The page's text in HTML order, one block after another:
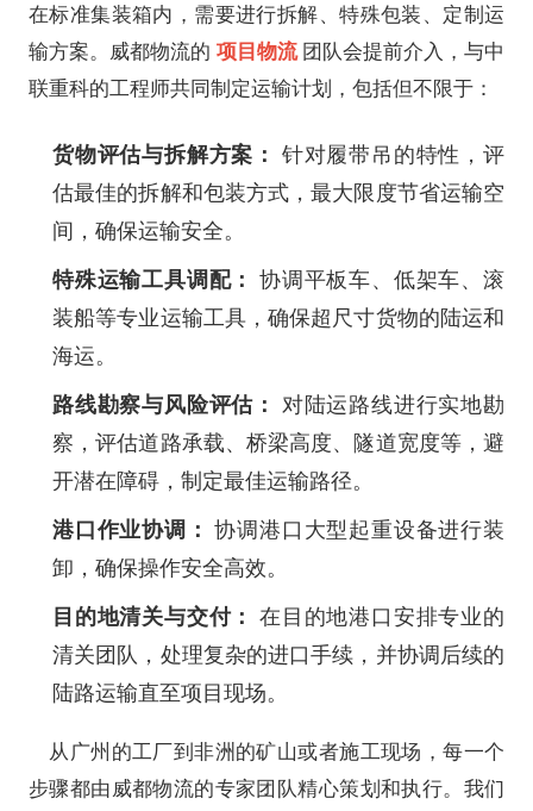
在标准集装箱内，需要进行拆解、特殊包装、定制运
输方案。威都物流的 项目物流团队会提前介入，与中
联重科的工程师共同制定运输计划，包括但不限于：
货物评估与拆解方案： 针对履带吊的特性，评
估最佳的拆解和包装方式，最大限度节省运输空
间，确保运输安全。
特殊运输工具调配： 协调平板车、低架车、滚
装船等专业运输工具，确保超尺寸货物的陆运和
海运。
路线勘察与风险评估： 对陆运路线进行实地勘
察，评估道路承载、桥梁高度、隧道宽度等，避
开潜在障碍，制定最佳运输路径。
港口作业协调：协调港口大型起重设备进行装
卸，确保操作安全高效。
目的地清关与交付： 在目的地港口安排专业的
清关团队，处理复杂的进口手续，并协调后续的
陆路运输直至项目现场。
从广州的工厂到非洲的矿山或者施工现场，每一个
步骤都由威都物流的专家团队精心策划和执行。我们